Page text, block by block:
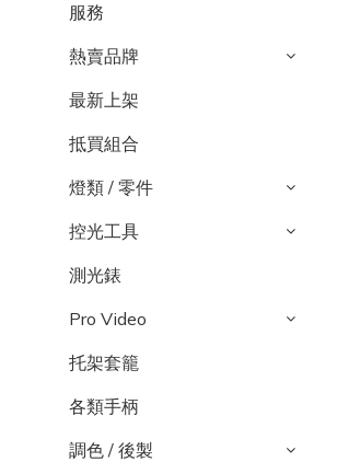
服務
熱賣品牌
最新上架
抵買組合
燈類 / 零件
控光工具
測光錶
Pro Video
托架套籠
各類手柄
調色 / 後製